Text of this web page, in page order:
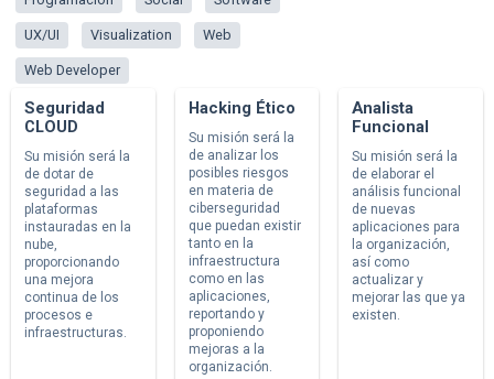
UX/UI Visualization Web
Web Developer
Seguridad
CLOUD
Su misión será la
de dotar de
seguridad a las
plataformas
instauradas en la
nube,
proporcionando
una mejora
continua de los
procesos e
infraestructuras.
Hacking Ético
Su misión será la
de analizar los
posibles riesgos
en materia de
ciberseguridad
que puedan existir
tanto en la
infraestructura
como en las
aplicaciones,
reportando y
proponiendo
mejoras a la
organización.
Analista
Funcional
Su misión será la
de elaborar el
análisis funcional
de nuevas
aplicaciones para
la organización,
así como
actualizar y
mejorar las que ya
existen.